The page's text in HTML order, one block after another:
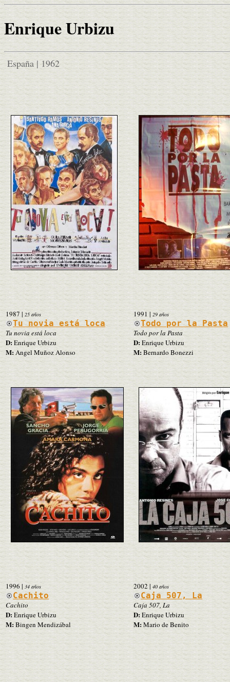
Enrique Urbizu
España | 1962
1987 | 25 años
Tu novia está loca
Tu novia está loca
D:Enrique Urbizu
M:Angel Muñoz Alonso
1991 | 29 años
Todo por la Pasta
Todo por la Pasta
D:Enrique Urbizu
M:Bernardo Bonezzi
1996 | 34 años
Cachito
Cachito
D:Enrique Urbizu
M: Bingen Mendizábal
2002 | 40 años
Caja 507, La
Caja 507, La
D:Enrique Urbizu
M: Mario de Benito